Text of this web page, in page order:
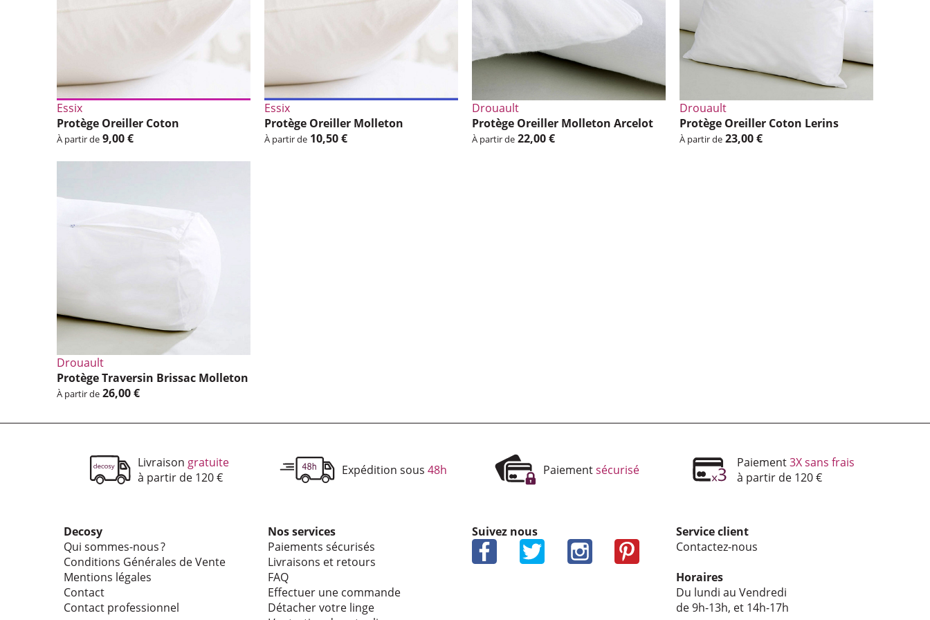
Essix
Protège Oreiller Coton
À partir de 9,00 €
Essix
Protège Oreiller Molle­ton
À partir de 10,50 €
Drouault
Protège Oreiller Molle­ton Arce­lot
À partir de 22,00 €
Drouault
Protège Oreiller Coton Lerins
À partir de 23,00 €
Drouault
Protège Traver­sin Bris­sac Molle­ton
À partir de 26,00 €
Livraison gratuite
à partir de 120 €
Expédition sous 48h Paiementsécurisé Paiement3X sans frais
à partir de 120 €
Decosy
Qui sommes-nous ?
Condi­tions Géné­rales de Vente
Mentions légales
Contact
Contact profes­sion­nel
Nos services
Paie­ments sécu­ri­sés
Livrai­sons et retours
FAQ
Effec­tuer une commande
Déta­cher votre linge
Suivez nous
Service client
Contactez-nous
Horaires
Du lundi au Vendredi
de 9h-13h, et 14h-17h